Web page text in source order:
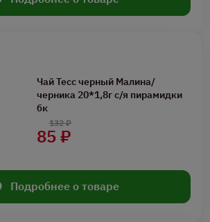
Чай Тесс черный Малина/
черника 20*1,8г с/я пирамидки
бк
85 ₽
132 ₽
Подробнее о товаре